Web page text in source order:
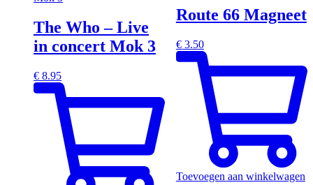
The Who – Live
in concert Mok 3
€ 8.95
Route 66 Magneet
€3.50
Toevoegen aan winkelwagen